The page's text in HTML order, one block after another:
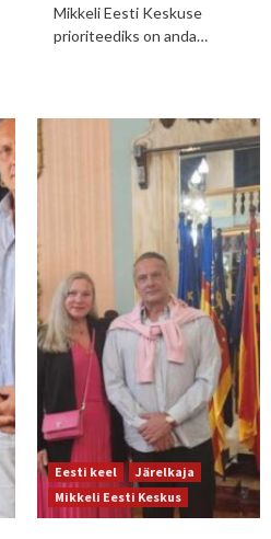
Mikkeli Eesti Keskuse
prioriteediks on anda…
Eesti keel
Järelkaja
Mikkeli Eesti Keskus